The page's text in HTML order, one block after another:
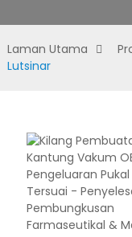
Laman Utama
Lutsinar